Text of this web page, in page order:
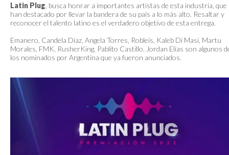
Latin Plug , busca honrar a importantes artistas de esta industria, que
han destacado por llevar la bandera de su país a lo más alto. Resaltar y
reconocer el talento latino es el verdadero objetivo de esta entrega.
Emanero, Candela Díaz, Angela Torres, Robleis, Kaleb Di Masi, Martu
Morales, FMK, RusherKing, Pablito Castillo, Jordan Elías son algunos
los nominados por Argentina que ya fueron anunciados.